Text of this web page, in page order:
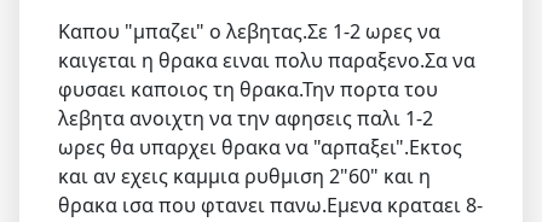
Καπου "μπαζει" ο λεβητας.Σε 1-2 ωρες να
καιγεται η θρακα ειναι πολυ παραξενο.Σα να
φυσαει καποιος τη θρακα.Την πορτα του
λεβητα ανοιχτη να την αφησεις παλι 1-2
ωρες θα υπαρχει θρακα να "αρπαξει".Εκτος
και αν εχεις καμμια ρυθμιση 2"60" και η
θρακα ισα που φτανει πανω.Εμενα κραταει 8-